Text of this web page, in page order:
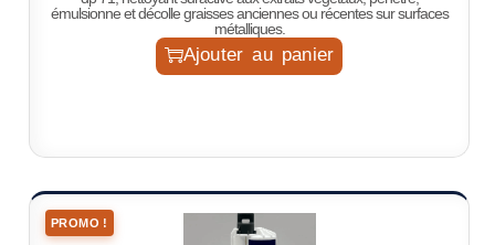
émulsionne et décolle graisses anciennes ou récentes sur surfaces
métalliques.
Ajouter au panier
PROMO !